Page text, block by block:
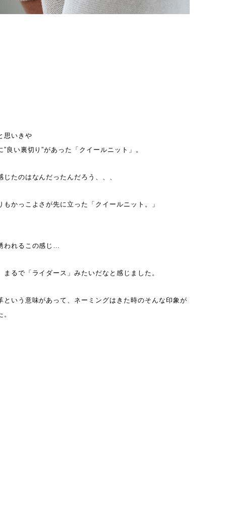
思いきや
良い裏切り”があった「クイールニット」。
じたのはなんだったんだろう、、、
もかっこよさが先に立った「クイールニット。」
われるこの感じ…
まるで「ライダース」みたいだなと感じました。
という意味があって、ネーミングはきた時のそんな印象が